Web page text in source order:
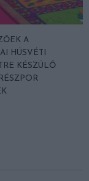
A
HÚSVÉTI
KÉSZÜLŐ